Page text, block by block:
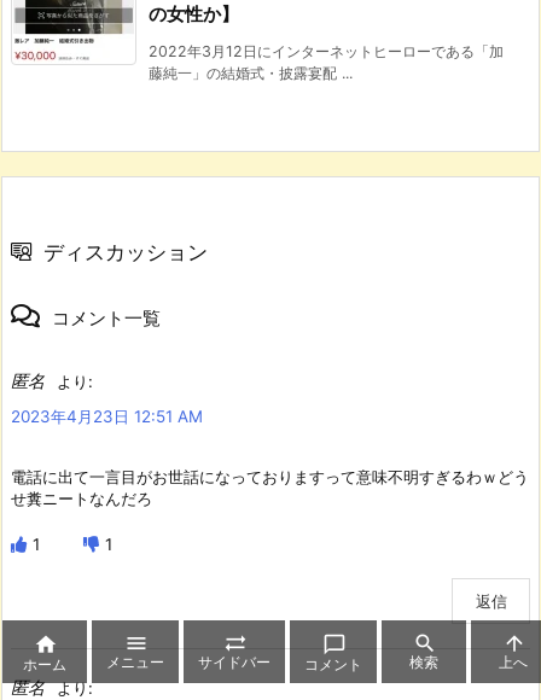
の女性か】
2022年3月12日にインターネットヒーローである「加
藤純一」の結婚式・披露宴配 ...
ディスカッション
コメント一覧
匿名
より:
2023年4月23日 12:51 AM
電話に出て一言目がお世話になっておりますって意味不明すぎるわｗどう
せ糞ニートなんだろ
1 1
返信
匿名 より:

ホーム

メニュー

サイドバー

コメント

検索

上へ